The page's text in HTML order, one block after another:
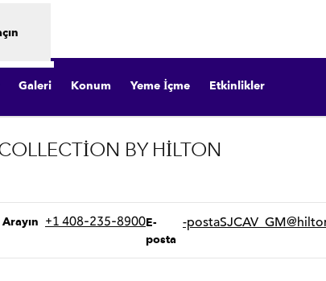
Galeri Konum Yeme İçme Etkinlikler
BY HILTON
Arayın
Arayın +1 408-235-8900E-
posta
E -postaSJCAV_GM